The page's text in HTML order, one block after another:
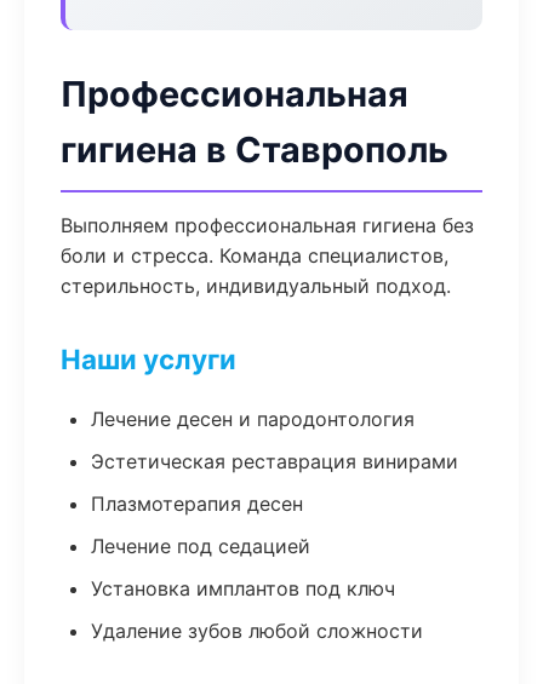
Профессиональная
гигиена в Ставрополь
Выполняем профессиональная гигиена без
боли и стресса. Команда специалистов,
стерильность, индивидуальный подход.
Наши услуги
Лечение десен и пародонтология
Эстетическая реставрация винирами
Плазмотерапия десен
Лечение под седацией
Установка имплантов под ключ
Удаление зубов любой сложности